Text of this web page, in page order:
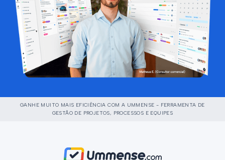
GANHE MUITO MAIS EFICIÊNCIA COM A UMMENSE - FERRAMENTA DE
GESTÃO DE PROJETOS, PROCESSOS E EQUIPES